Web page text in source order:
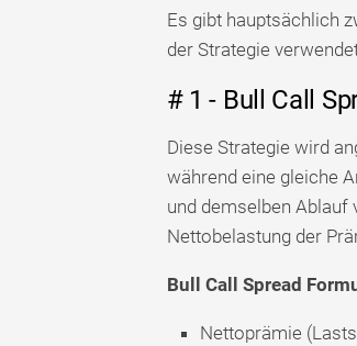
Es gibt hauptsächlich
der Strategie
# 1 - Bull Call
Diese Strategie wird
während eine gleiche
und demselben Ablauf
Nettobelastung der
Bull Call Spread
Nettoprämie